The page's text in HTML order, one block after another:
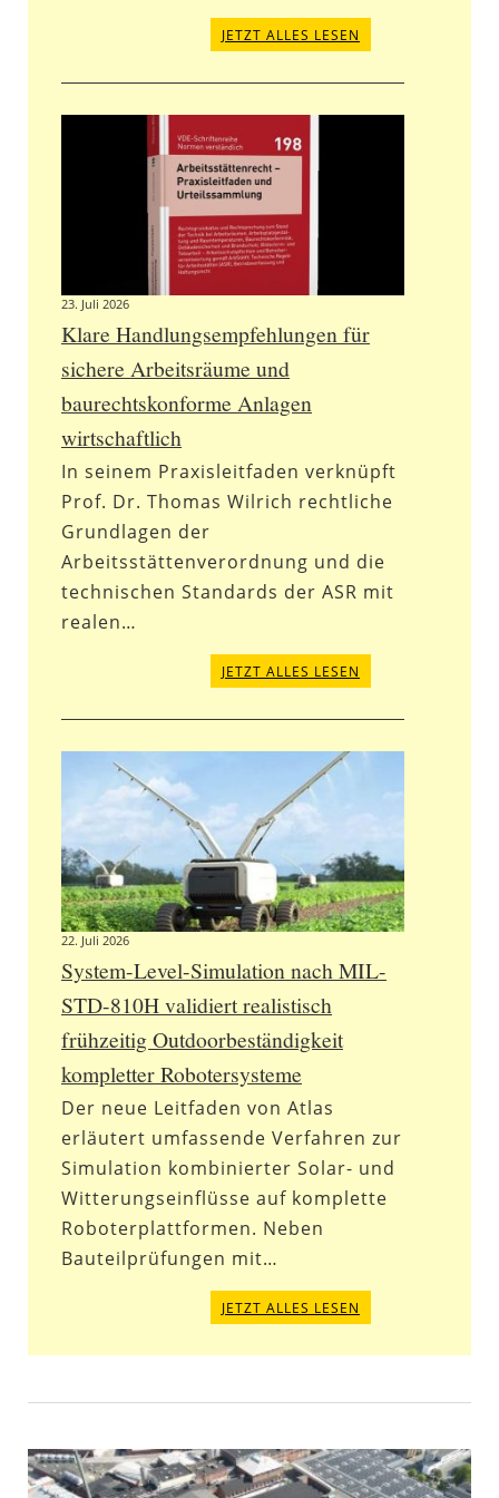
JETZT ALLES LESEN
23. Juli 2026
Klare Handlungsempfehlungen für
sichere Arbeitsräume und
baurechtskonforme Anlagen
wirtschaftlich
In seinem Praxisleitfaden verknüpft
Prof. Dr. Thomas Wilrich rechtliche
Grundlagen der
Arbeitsstättenverordnung und die
technischen Standards der ASR mit
realen…
JETZT ALLES LESEN
22. Juli 2026
System-Level-Simulation nach MIL-
STD-810H validiert realistisch
frühzeitig Outdoorbeständigkeit
kompletter Robotersysteme
Der neue Leitfaden von Atlas
erläutert umfassende Verfahren zur
Simulation kombinierter Solar- und
Witterungseinflüsse auf komplette
Roboterplattformen. Neben
Bauteilprüfungen mit…
JETZT ALLES LESEN